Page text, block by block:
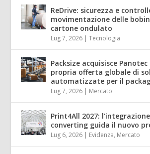
ReDrive: sicurezza e
movimentazione delle
cartone ondulato
Lug 7, 2026 |Tecnologia
Packsize acquisisce
propria offerta globale di
automatizzate per il
Lug 7, 2026 | Mercato
Print4All 2027:
converting guida il nuovo
Lug 6, 2026 | Evidenza, Mercato